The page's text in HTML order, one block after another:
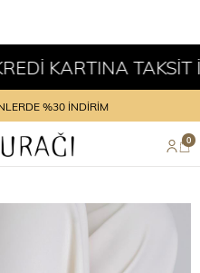
KARTINA TAKSİT
%30 İNDİRİM
0